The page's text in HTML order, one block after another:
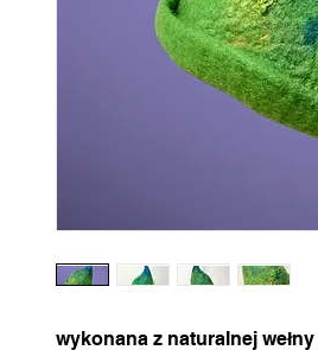
wykonana z naturalnej